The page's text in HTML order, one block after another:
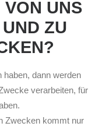
VON UNS
ZU
haben, dann werden
verarbeiten, für
Zwecken kommt nur